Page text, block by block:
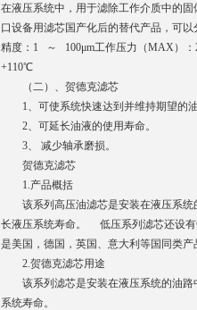
在液压系统中，用于滤除工作介质中的
口设备用滤芯国产化后的替代产品，可
精度：1 ～ 100μm工作压力（MAX）：
+110℃
（二）、贺德克滤芯
1、可使系统快速达到并维持期望的油
2、可延长油液的使用寿命。
3、 减少轴承磨损。
贺德克滤芯
1.产品概括
该系列高压油滤芯是安装在液压系统
长液压系统寿命。 低压系列滤芯还设
是美国，德国，英国、意大利等国同类产
2.贺德克滤芯用途
该系列滤芯是安装在液压系统的油路
系统寿命。